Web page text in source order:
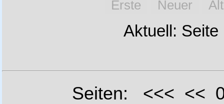
Erste Neuer
Aktuell: Seite
Seiten: <<< <<